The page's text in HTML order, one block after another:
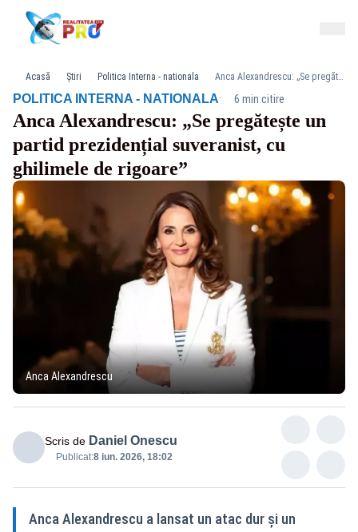
Acasă Știri Politica Interna - nationala Anca Alexandrescu: „Se pregătește un partid prezidențial suveranist, cu ghilimele de rigoare”
POLITICA INTERNA - NATIONALA· 6 min citire
Anca Alexandrescu: „Se pregătește un
partid prezidențial suveranist, cu
ghilimele de rigoare”
Anca Alexandrescu
Scris de Daniel Onescu
Publicat:8 iun. 2026, 18:02
Anca Alexandrescu a lansat un atac dur și un